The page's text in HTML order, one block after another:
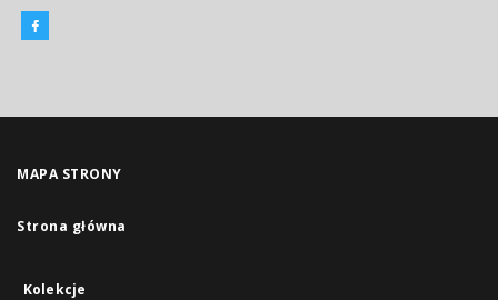
MAPA STRONY
Strona główna
Kolekcje